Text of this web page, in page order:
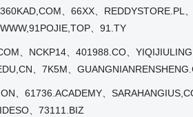
、66XX、REDDYSTORE.PL
、91.TY
、NCKP14、401988.CO、
、7K5M、
61736.ACADEMY、
、73111.BIZ